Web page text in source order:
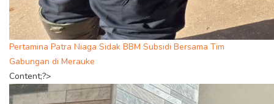
Pertamina Patra Niaga Sidak BBM Subsidi Bersama Tim
Gabungan di Merauke
Content;?>